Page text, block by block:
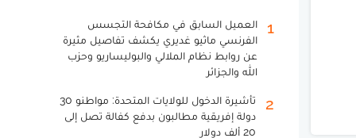
1
العميل السابق في مكافحة التجسس
الفرنسي ماثيو غديري يكشف تفاصيل مثيرة
عن روابط نظام الملالي والبوليساريو وحزب
الله والجزائر
2
تأشيرة الدخول للولايات المتحدة: مواطنو 30
دولة إفريقية مطالبون بدفع كفالة تصل إلى
20 ألف دولار